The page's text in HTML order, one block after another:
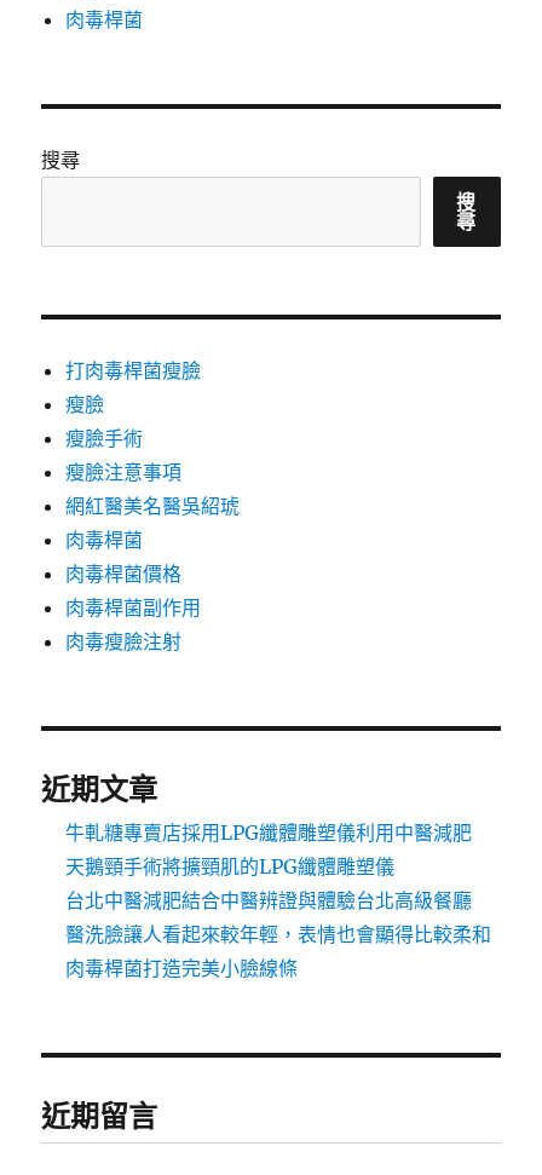
肉毒桿菌
搜尋
搜
尋
打肉毒桿菌瘦臉
瘦臉
瘦臉手術
瘦臉注意事項
網紅醫美名醫吳紹琥
肉毒桿菌
肉毒桿菌價格
肉毒桿菌副作用
肉毒瘦臉注射
近期文章
牛軋糖專賣店採用LPG纖體雕塑儀利用中醫減肥
天鵝頸手術將擴頸肌的LPG纖體雕塑儀
台北中醫減肥結合中醫辨證與體驗台北高級餐廳
醫洗臉讓人看起來較年輕，表情也會顯得比較柔和
肉毒桿菌打造完美小臉線條
近期留言